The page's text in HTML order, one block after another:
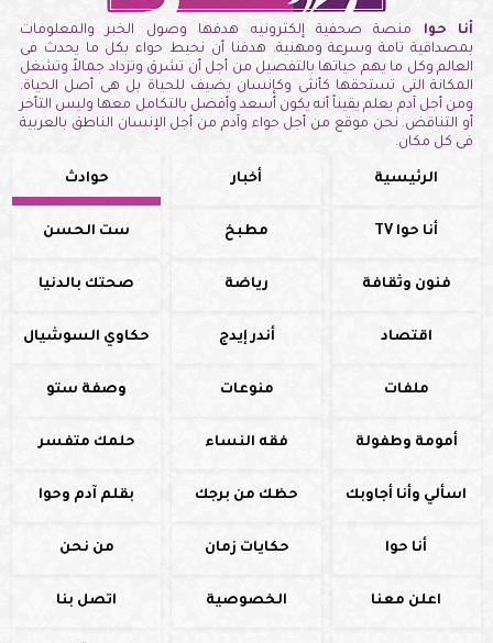
أنا حوا منصة صحفية إلكترونيه هدفها وصول الخبر والمعلومات
بمصداقية تامة وسرعة ومهنية. هدفنا أن نحيط حواء بكل ما يحدث فى
العالم وكل ما يهم حياتها بالتفصيل من أجل أن تشرق وتزداد جمالاً وتشغل
المكانة التى تستحقها كأنثى وكإنسان يضيف للحياة بل هى أصل الحياة.
ومن أجل آدم يعلم يقيناً أنه يكون أسعد وأفضل بالتكامل معها وليس التأخر
أو التناقض. نحن موقع من أجل حواء وآدم من أجل الإنسان الناطق بالعربية
فى كل مكان.
الرئيسية أخبار حوادث
أنا حوا TV مطبخ ست الحسن
فنون وثقافة رياضة صحتك بالدنيا
اقتصاد أندر إيدج حكاوي السوشيال
ملفات منوعات وصفة ستو
أمومة وطفولة فقه النساء حلمك متفسر
اسألي وأنا أجاوبك حظك من برجك بقلم آدم وحوا
أنا حوا حكايات زمان من نحن
اعلن معنا الخصوصية اتصل بنا